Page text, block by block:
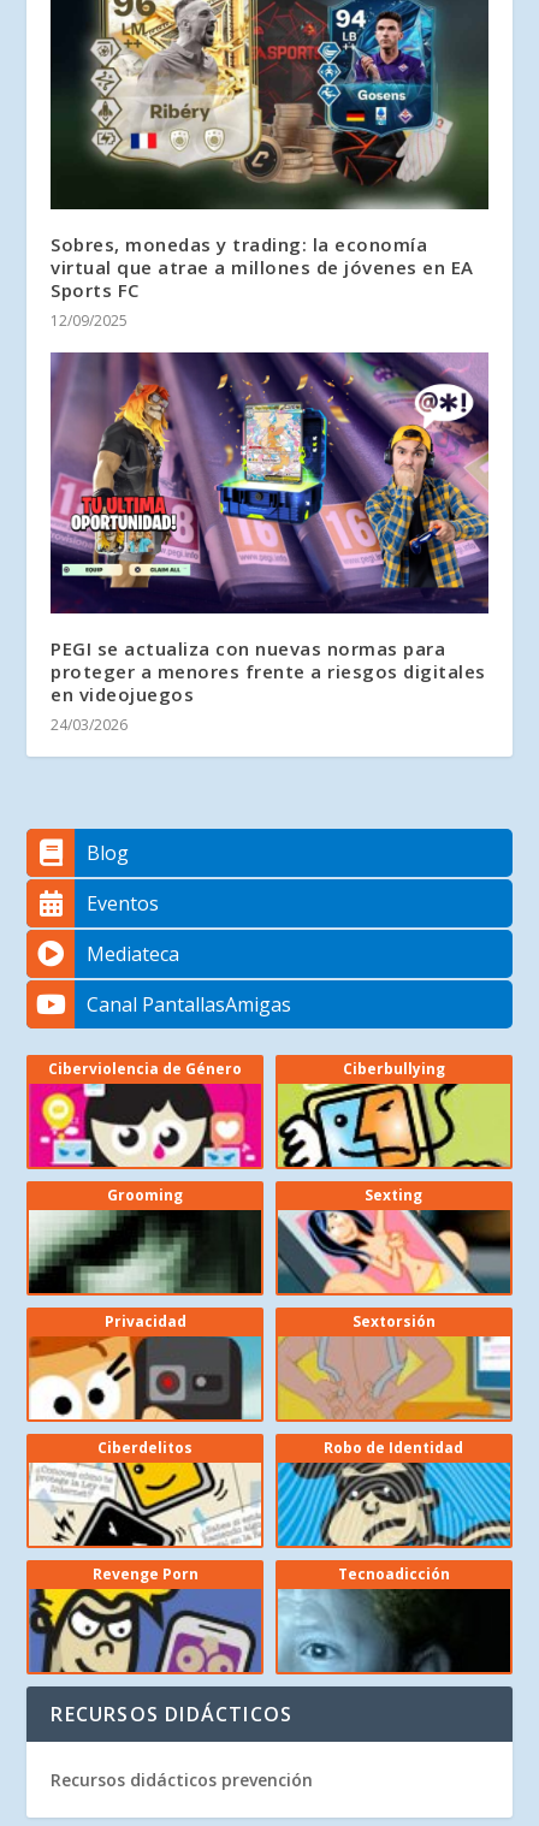
Sobres, monedas y trading: la economía
virtual que atrae a millones de jóvenes en EA
Sports FC
12/09/2025
PEGI se actualiza con nuevas normas para
proteger a menores frente a riesgos digitales
en videojuegos
24/03/2026
Blog
Eventos
Mediateca
Canal PantallasAmigas
Ciberviolencia de Género Ciberbullying
Grooming Sexting
Privacidad Sextorsión
Ciberdelitos Robo de Identidad
Revenge Porn Tecnoadicción
RECURSOS DIDÁCTICOS
Recursos didácticos prevención